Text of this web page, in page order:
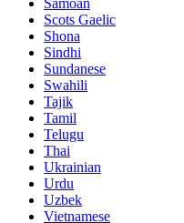
Samoan
Scots Gaelic
Shona
Sindhi
Sundanese
Swahili
Tajik
Tamil
Telugu
Thai
Ukrainian
Urdu
Uzbek
Vietnamese